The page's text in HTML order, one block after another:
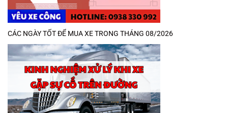
CÁC NGÀY TỐT ĐỂ MUA XE TRONG THÁNG 08/2026